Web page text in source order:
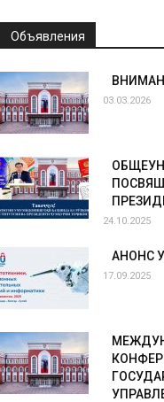
Объявления
03.03.2026
24.10.2025
АНОНС
17.09.2025